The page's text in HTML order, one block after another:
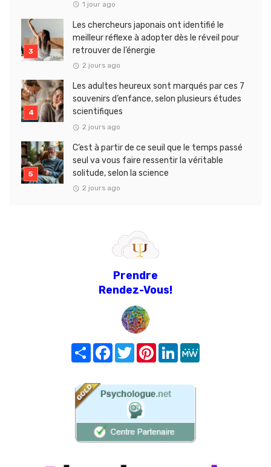
1 jour ago
Les chercheurs japonais ont identifié le
meilleur réflexe à adopter dès le réveil pour
retrouver de l’énergie
2 jours ago
Les adultes heureux sont marqués par ces 7
souvenirs d’enfance, selon plusieurs études
scientifiques
2 jours ago
C’est à partir de ce seuil que le temps passé
seul va vous faire ressentir la véritable
solitude, selon la science
2 jours ago
Prendre
Rendez-Vous!
Share FacebookTwitterPinterest
LinkedIn